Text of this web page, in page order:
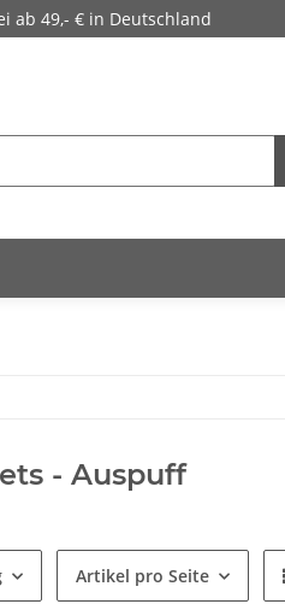
ab 49,- € in Deutschland
- Auspuff
Artikel pro Seite